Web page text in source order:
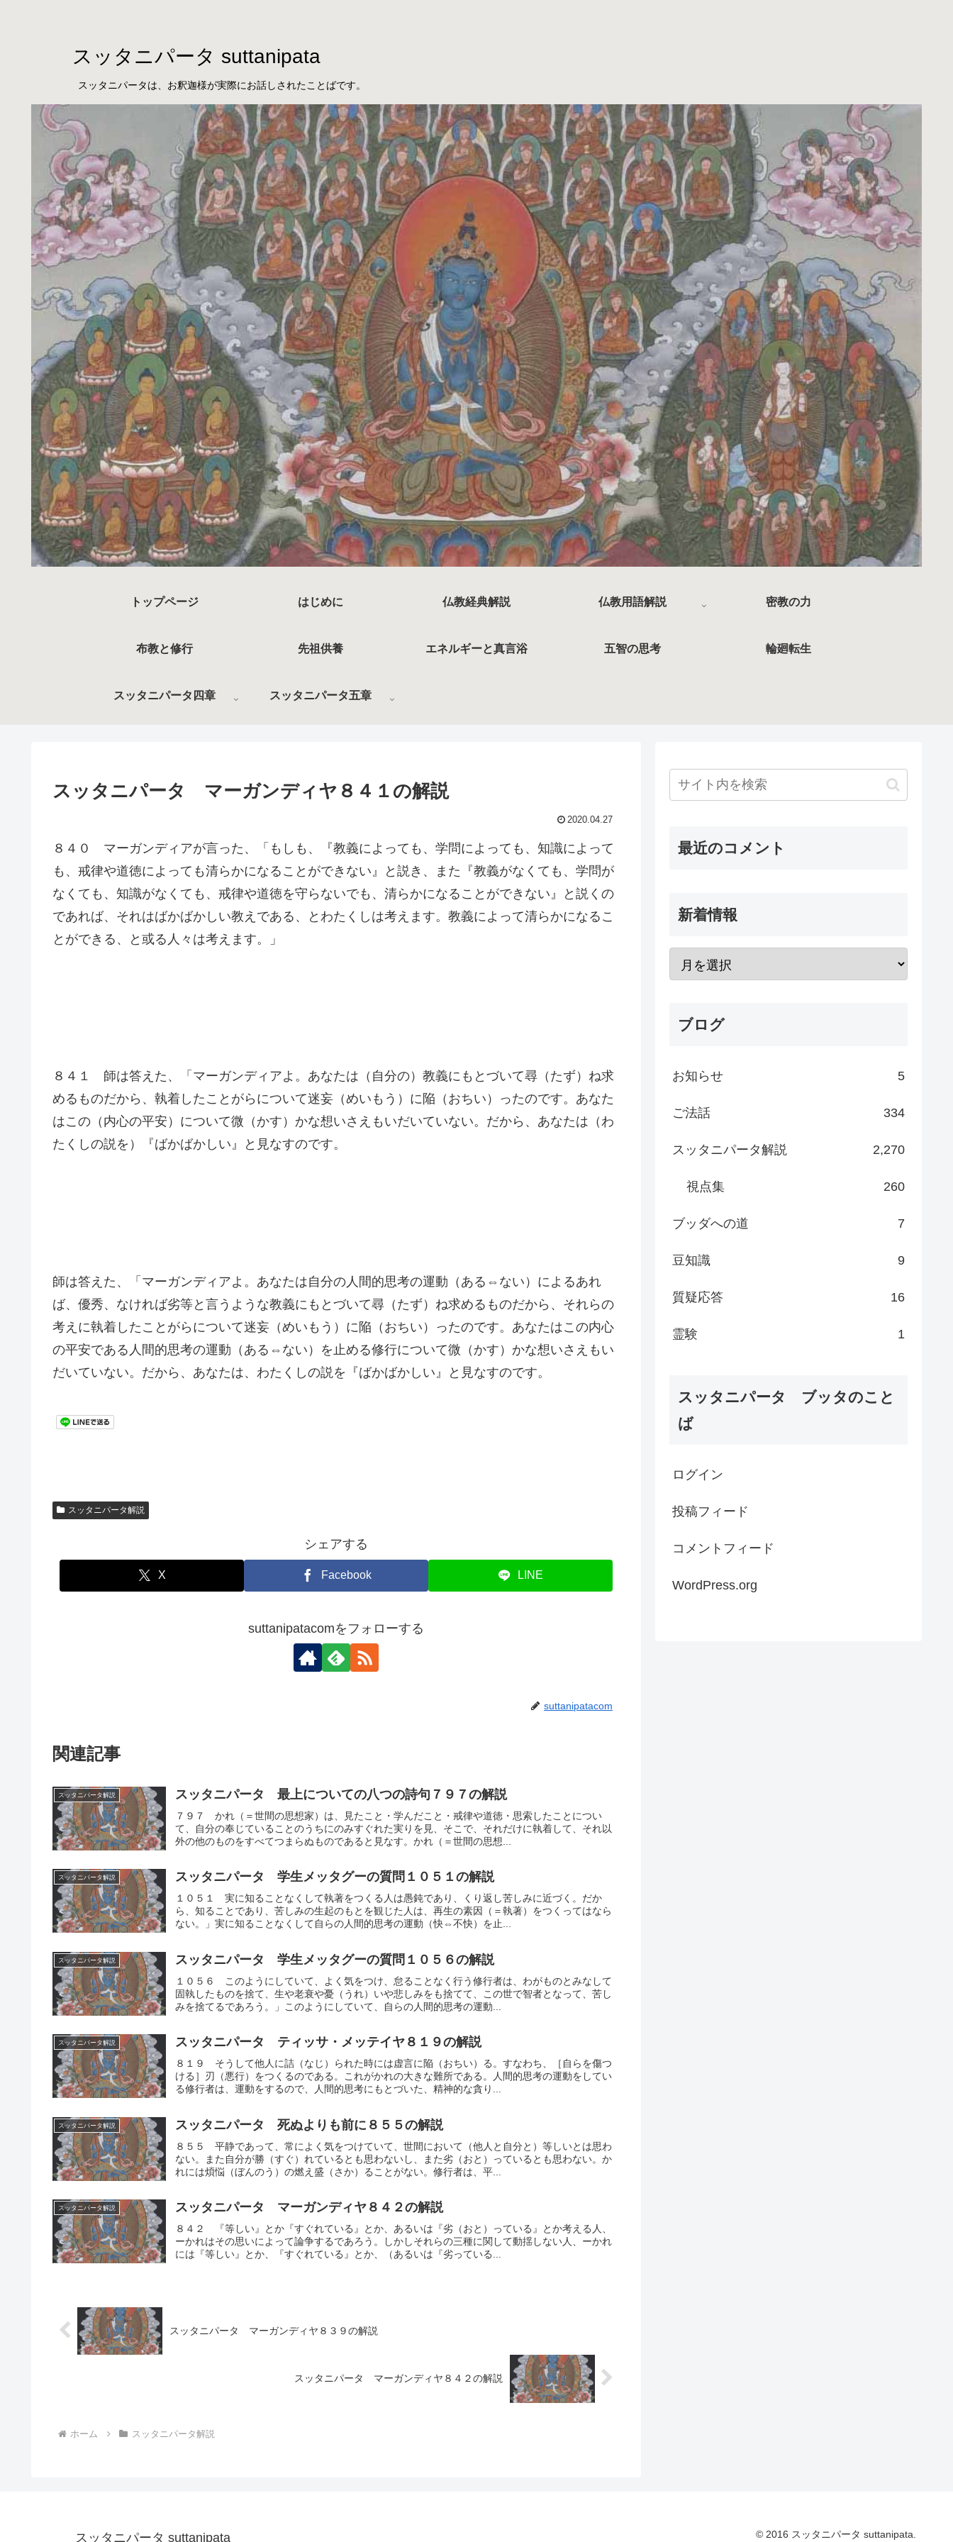
スッタニパータは、お釈迦様が実際にお話しされたことばです。
スッタニパータ suttanipata
トップページ はじめに 仏教経典解説 仏教用語解説 密教の力
布教と修行 先祖供養 エネルギーと真言浴 五智の思考 輪廻転生
スッタニパータ四章 スッタニパータ五章
スッタニパータ マーガンディヤ８４１の解説
2020.04.27
８４０ マーガンディアが言った、「もしも、『教義によっても、学問によっても、知識によって
も、戒律や道徳によっても清らかになることができない』と説き、また『教義がなくても、学問が
なくても、知識がなくても、戒律や道徳を守らないでも、清らかになることができない』と説くの
であれば、それはばかばかしい教えである、とわたくしは考えます。教義によって清らかになるこ
とができる、と或る人々は考えます。」
８４１ 師は答えた、「マーガンディアよ。あなたは（自分の）教義にもとづいて尋（たず）ね求
めるものだから、執着したことがらについて迷妄（めいもう）に陥（おちい）ったのです。あなた
はこの（内心の平安）について微（かす）かな想いさえもいだいていない。だから、あなたは（わ
たくしの説を）『ばかばかしい』と見なすのです。
師は答えた、「マーガンディアよ。あなたは自分の人間的思考の運動（ある⇔ない）によるあれ
ば、優秀、なければ劣等と言うような教義にもとづいて尋（たず）ね求めるものだから、それらの
考えに執着したことがらについて迷妄（めいもう）に陥（おちい）ったのです。あなたはこの内心
の平安である人間的思考の運動（ある⇔ない）を止める修行について微（かす）かな想いさえもい
だいていない。だから、あなたは、わたくしの説を『ばかばかしい』と見なすのです。
スッタニパータ解説
シェアする
X Facebook LINE
suttanipatacomをフォローする
suttanipatacom
関連記事
スッタニパータ解説 スッタニパータ 最上についての八つの詩句７９７の解説
７９７ かれ（＝世間の思想家）は、見たこと・学んだこと・戒律や道徳・思索したことについ
て、自分の奉じていることのうちにのみすぐれた実りを見、そこで、それだけに執着して、それ以
外の他のものをすべてつまらぬものであると見なす。かれ（＝世間の思想...
スッタニパータ解説 スッタニパータ 学生メッタグーの質問１０５１の解説
１０５１ 実に知ることなくして執著をつくる人は愚鈍であり、くり返し苦しみに近づく。だか
ら、知ることであり、苦しみの生起のもとを観じた人は、再生の素因（＝執著）をつくってはなら
ない。」実に知ることなくして自らの人間的思考の運動（快⇔不快）を止...
スッタニパータ解説 スッタニパータ 学生メッタグーの質問１０５６の解説
１０５６ このようにしていて、よく気をつけ、怠ることなく行う修行者は、わがものとみなして
固執したものを捨て、生や老衰や憂（うれ）いや悲しみをも捨てて、この世で智者となって、苦し
みを捨てるであろう。」このようにしていて、自らの人間的思考の運動...
スッタニパータ解説 スッタニパータ ティッサ・メッテイヤ８１９の解説
８１９ そうして他人に詰（なじ）られた時には虚言に陥（おちい）る。すなわち、［自らを傷つ
ける］刃（悪行）をつくるのである。これがかれの大きな難所である。人間的思考の運動をしてい
る修行者は、運動をするので、人間的思考にもとづいた、精神的な貪り...
スッタニパータ解説 スッタニパータ 死ぬよりも前に８５５の解説
８５５ 平静であって、常によく気をつけていて、世間において（他人と自分と）等しいとは思わ
ない。また自分が勝（すぐ）れているとも思わないし、また劣（おと）っているとも思わない。か
れには煩悩（ぼんのう）の燃え盛（さか）ることがない。修行者は、平...
スッタニパータ解説 スッタニパータ マーガンディヤ８４２の解説
８４２ 『等しい』とか『すぐれている』とか、あるいは『劣（おと）っている』とか考える人、
ーかれはその思いによって論争するであろう。しかしそれらの三種に関して動揺しない人、ーかれ
には『等しい』とか、『すぐれている』とか、（あるいは『劣っている...
スッタニパータ マーガンディヤ８３９の解説
スッタニパータ マーガンディヤ８４２の解説
ホーム スッタニパータ解説
最近のコメント
新着情報
ブログ
お知らせ 5
ご法話 334
スッタニパータ解説 2,270
視点集 260
ブッダへの道 7
豆知識 9
質疑応答 16
霊験 1
スッタニパータ ブッタのこと
ば
ログイン
投稿フィード
コメントフィード
WordPress.org
スッタニパータ suttanipata © 2016 スッタニパータ suttanipata.